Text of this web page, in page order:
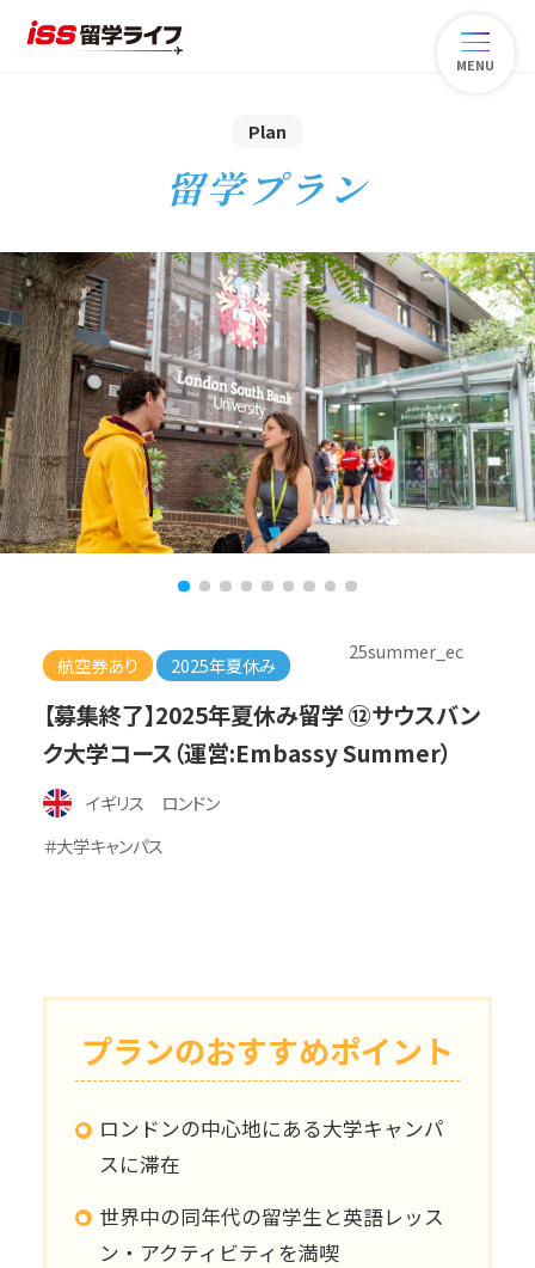
MENU
Plan
留学プラン
航空券あり 2025年夏休み
【募集終了】2025年夏休み留学 ⑫サウスバン
ク大学コース（運営:Embassy Summer）
イギリス ロンドン
＃大学キャンパス
25summer_ec
プランのおすすめポイント
ロンドンの中心地にある大学キャンパ
スに滞在
世界中の同年代の留学生と英語レッス
ン・アクティビティを満喫